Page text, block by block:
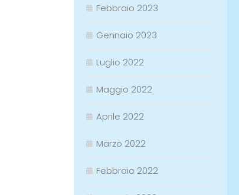
Febbraio 2023
Gennaio 2023
Luglio 2022
Maggio 2022
Aprile 2022
Marzo 2022
Febbraio 2022